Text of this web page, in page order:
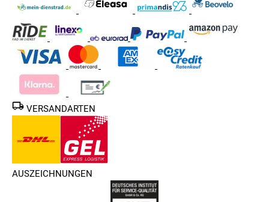
VERSANDARTEN
AUSZEICHNUNGEN